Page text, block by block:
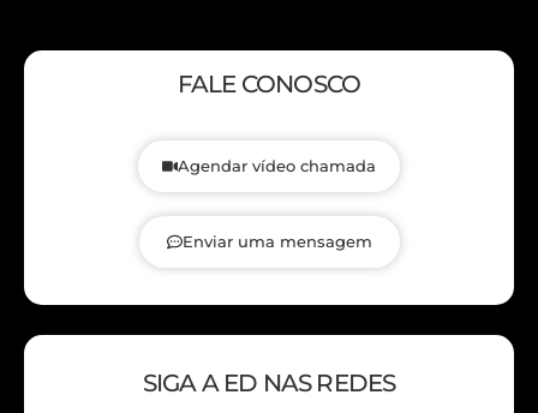
FALE CONOSCO
Agendar vídeo chamada
Enviar uma mensagem
SIGA A ED NAS REDES